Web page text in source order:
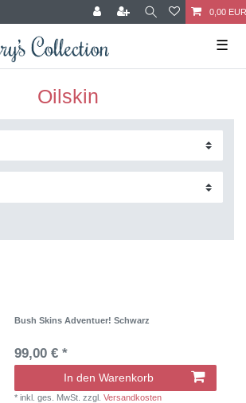
0,00 EUR
☰
Oilskin
Bush Skins Adventuer! Schwarz
99,00 € *
In den Warenkorb
*inkl. ges. MwSt. zzgl.Versandkosten